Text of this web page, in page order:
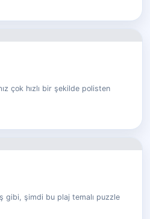
çok hızlı bir şekilde polisten
gibi, şimdi bu plaj temalı puzzle